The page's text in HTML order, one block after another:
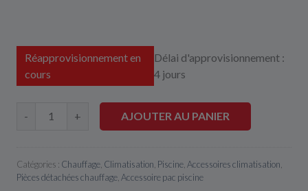
Réapprovisionnement en
cours
Délai d'approvisionnement :
4 jours
- + AJOUTER AU PANIER
Catégories : Chauffage Climatisation Piscine Accessoires climatisation
Pièces détachées chauffage Accessoire pac piscine